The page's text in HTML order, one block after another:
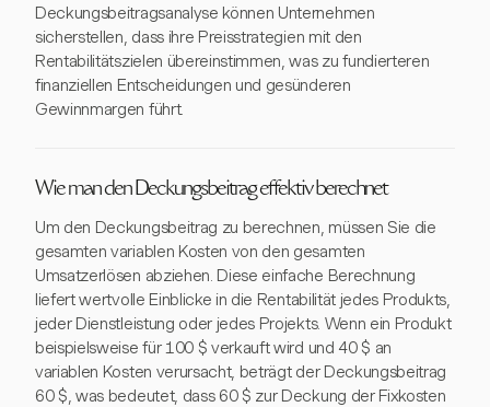
Deckungsbeitragsanalyse können Unternehmen
sicherstellen, dass ihre Preisstrategien mit den
Rentabilitätszielen übereinstimmen, was zu fundierteren
finanziellen Entscheidungen und gesünderen
Gewinnmargen führt.
Wie man den Deckungsbeitrag effektiv berechnet
Um den Deckungsbeitrag zu berechnen, müssen Sie die
gesamten variablen Kosten von den gesamten
Umsatzerlösen abziehen. Diese einfache Berechnung
liefert wertvolle Einblicke in die Rentabilität jedes Produkts,
jeder Dienstleistung oder jedes Projekts. Wenn ein Produkt
beispielsweise für 100 $ verkauft wird und 40 $ an
variablen Kosten verursacht, beträgt der Deckungsbeitrag
60 $, was bedeutet, dass 60 $ zur Deckung der Fixkosten